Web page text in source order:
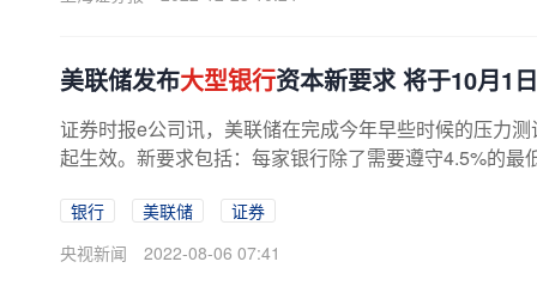
美联储发布大型银行资本新要求 将于10月1
证券时报e公司讯，美联储在完成今年早些时候的压力
起生效。新要求包括：每家银行除了需要遵守4.5%的
银行 美联储
证券
央视新闻
2022-08-06 07:41